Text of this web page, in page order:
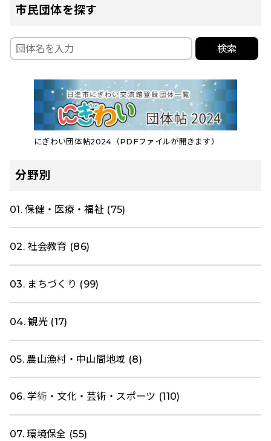
市民団体を探す
検索
にぎわい団体帖2024（PDFファイルが開きます）
分野別
01. 保健・医療・福祉 (75)
02. 社会教育 (86)
03. まちづくり (99)
04. 観光 (17)
05. 農山漁村・中山間地域 (8)
06. 学術・文化・芸術・スポーツ (110)
07. 環境保全 (55)